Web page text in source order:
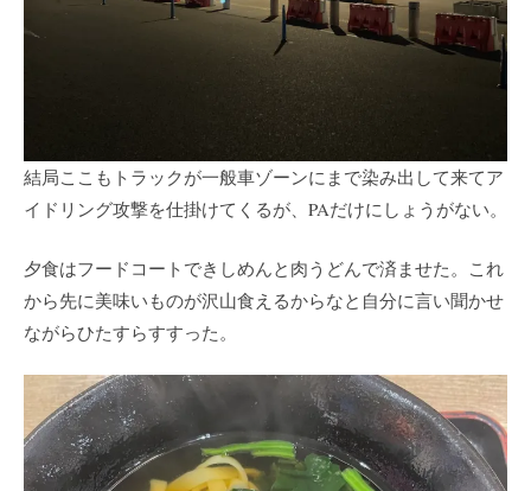
結局ここもトラックが一般車ゾーンにまで染み出して来てア
イドリング攻撃を仕掛けてくるが、PAだけにしょうがない。
夕食はフードコートできしめんと肉うどんで済ませた。これ
から先に美味いものが沢山食えるからなと自分に言い聞かせ
ながらひたすらすすった。